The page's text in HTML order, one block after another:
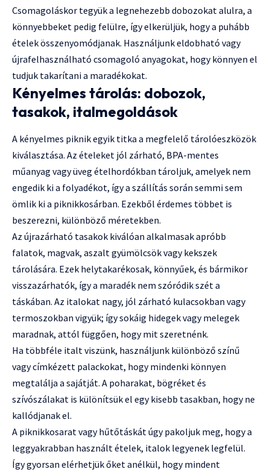
Csomagoláskor tegyük a legnehezebb dobozokat alulra, a
könnyebbeket pedig felülre, így elkerüljük, hogy a puhább
ételek összenyomódjanak. Használjunk eldobható vagy
újrafelhasználható csomagoló anyagokat, hogy könnyen el
tudjuk takarítani a maradékokat.
Kényelmes tárolás: dobozok,
tasakok, italmegoldások
A kényelmes piknik egyik titka a megfelelő tárolóeszközök
kiválasztása. Az ételeket jól zárható, BPA-mentes
műanyag vagy üveg ételhordókban tároljuk, amelyek nem
engedik ki a folyadékot, így a szállítás során semmi sem
ömlik ki a piknikkosárban. Ezekből érdemes többet is
beszerezni, különböző méretekben.
Az újrazárható tasakok kiválóan alkalmasak apróbb
falatok, magvak, aszalt gyümölcsök vagy kekszek
tárolására. Ezek helytakarékosak, könnyűek, és bármikor
visszazárhatók, így a maradék nem szóródik szét a
táskában. Az italokat nagy, jól zárható kulacsokban vagy
termoszokban vigyük; így sokáig hidegek vagy melegek
maradnak, attól függően, hogy mit szeretnénk.
Ha többféle italt viszünk, használjunk különböző színű
vagy címkézett palackokat, hogy mindenki könnyen
megtalálja a sajátját. A poharakat, bögréket és
szívószálakat is különítsük el egy kisebb tasakban, hogy ne
kallódjanak el.
A piknikkosarat vagy hűtőtáskát úgy pakoljuk meg, hogy a
leggyakrabban használt ételek, italok legyenek legfelül.
Így gyorsan elérhetjük őket anélkül, hogy mindent